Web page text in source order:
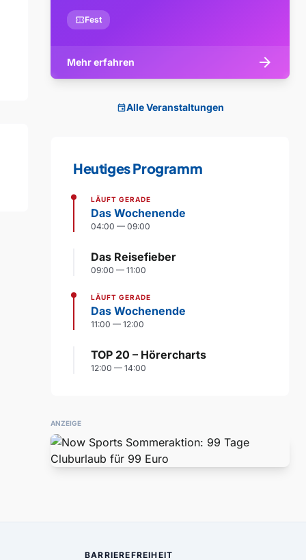
confirmation_numberFest
Mehr erfahren arrow_forward
eventAlle Veranstaltungen
Heutiges Programm
LÄUFT GERADE
Das Wochenende
04:00 — 09:00
Das Reisefieber
09:00 — 11:00
LÄUFT GERADE
Das Wochenende
11:00 — 12:00
TOP 20 – Hörercharts
12:00 — 14:00
ANZEIGE
BARRIEREFREIHEIT